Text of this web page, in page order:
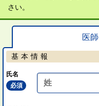
さい。
医
基本情報
氏名
必須